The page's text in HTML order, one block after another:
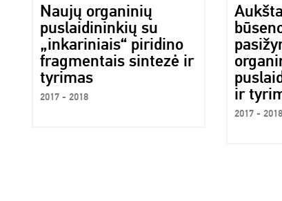
Naujų organinių
puslaidininkių su
„inkariniais“ piridino
fragmentais sintezė ir
tyrimas
2017 - 2018
ir
2017 - 2018